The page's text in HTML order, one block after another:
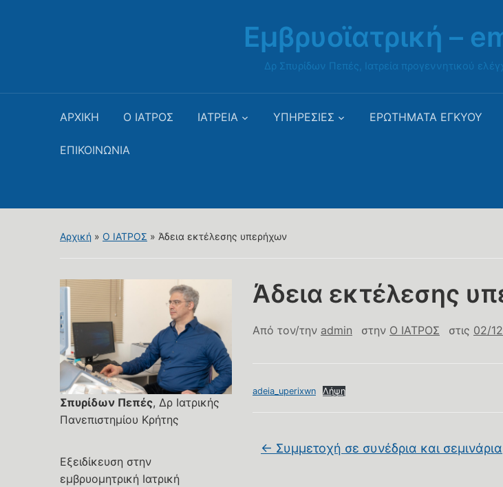
Εμβρυοϊατρική –
Δρ Σπυρίδων Πεπές, Ιατρεία προγεννητικού
ΑΡΧΙΚΗ Ο ΙΑΤΡΟΣ ΙΑΤΡΕΙΑ ΥΠΗΡΕΣΙΕΣ ΕΡΩΤΗΜΑΤΑ ΕΓΚΥΟΥ
ΕΠΙΚΟΙΝΩΝΙΑ
Αρχική » Ο ΙΑΤΡΟΣ » Άδεια εκτέλεσης υπερήχων
Σπυρίδων Πεπές, Δρ Ιατρικής
Πανεπιστημίου Κρήτης
Εξειδίκευση στην
εμβρυομητρική Ιατρική
Άδεια εκτέλεσης
Από τον/την admin στην Ο ΙΑΤΡΟΣ στις 02/
adeia_uperixwn Λήψη
← Συμμετοχή σε συνέδρια και σεμινάρια